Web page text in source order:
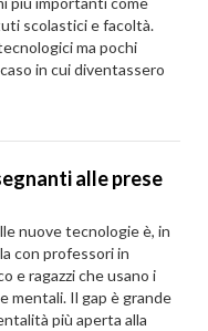
scolastici e facoltà.
ma pochi
in cui diventassero
alle prese
nuove tecnologie è, in
con professori in
e ragazzi che usano i
mentali. Il gap è grande
più aperta alla